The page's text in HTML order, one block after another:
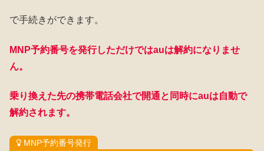
で手続きができます。
MNP予約番号を発行しただけではauは解約になりませ
ん。
乗り換えた先の携帯電話会社で開通と同時にauは自動で
解約されます。
MNP予約番号発行